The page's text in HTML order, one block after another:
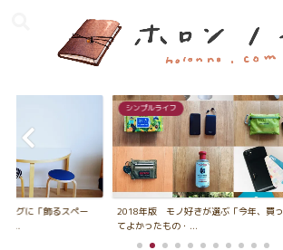
ングに「飾るスペー
シンプルライフ
2018年版 モノ好きが選ぶ「今年、買っ
てよかったもの・...